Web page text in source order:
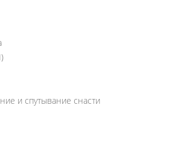
и спутывание снасти